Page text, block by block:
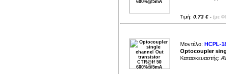
Τιμή: 0.73 € - (με
Μοντέλο: HCPL-
Optocoupler
Κατασκευαστής: